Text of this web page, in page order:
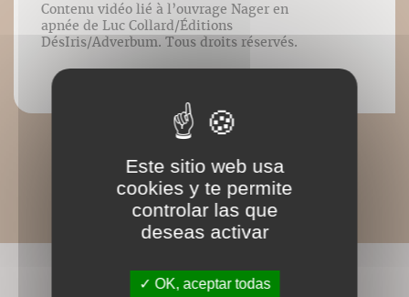
Contenu vidéo lié à l’ouvrage Nager en
apnée de Luc Collard/Éditions
DésIris/Adverbum. Tous droits réservés.
CONNAISSEZ-VOUS AUSSI ?
Este sitio web usa
cookies y te permite
controlar las que
deseas activar
OK, aceptar todas